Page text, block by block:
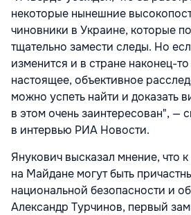
некоторые нынешние
чиновники в Украине, которые
тщательно замести следы. Но
изменится и в стране наконец-то
настоящее, объективное
можно успеть найти и доказать
в этом очень заинтересован", —
в интервью РИА Новости.
Янукович высказал мнение, что
на Майдане могут быть
национальной безопасности и
Александр Турчинов, первый